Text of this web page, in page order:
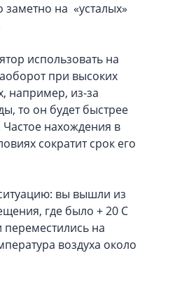
заметно на «усталых»
использовать на
при высоких
например, из-за
то он будет быстрее
Частое нахождения в
сократит срок его
вы вышли из
где было + 20 С
на
воздуха около